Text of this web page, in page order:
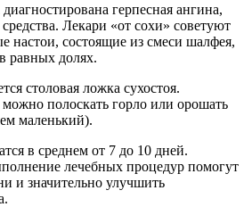
герпесная ангина,
Лекари «от сохи» советуют
настои, состоящие из смеси шалфея,
равных долях.
столовая ложка сухостоя.
полоскать горло или орошать
маленький).
в среднем от 7 до 10 дней.
лечебных процедур помогут
и значительно улучшить